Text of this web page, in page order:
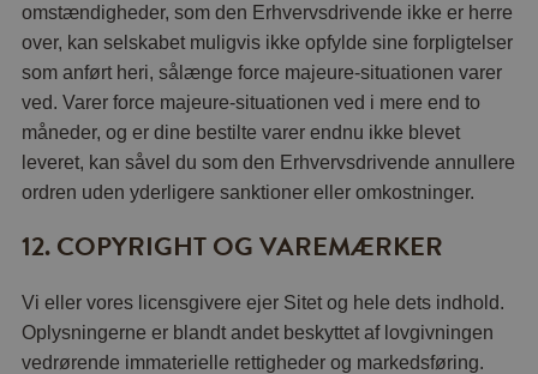
omstændigheder, som den Erhvervsdrivende ikke er herre
over, kan selskabet muligvis ikke opfylde sine forpligtelser
som anført heri, sålænge force majeure-situationen varer
ved. Varer force majeure-situationen ved i mere end to
måneder, og er dine bestilte varer endnu ikke blevet
leveret, kan såvel du som den Erhvervsdrivende annullere
ordren uden yderligere sanktioner eller omkostninger.
12. COPYRIGHT OG VAREMÆRKER
Vi eller vores licensgivere ejer Sitet og hele dets indhold.
Oplysningerne er blandt andet beskyttet af lovgivningen
vedrørende immaterielle rettigheder og markedsføring.